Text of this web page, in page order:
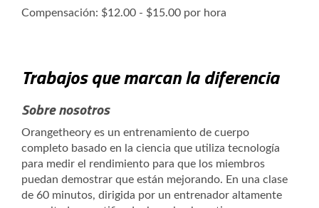
Compensación: $12.00 - $15.00 por hora
Trabajos que marcan la diferencia
Sobre nosotros
Orangetheory es un entrenamiento de cuerpo
completo basado en la ciencia que utiliza tecnología
para medir el rendimiento para que los miembros
puedan demostrar que están mejorando. En una clase
de 60 minutos, dirigida por un entrenador altamente